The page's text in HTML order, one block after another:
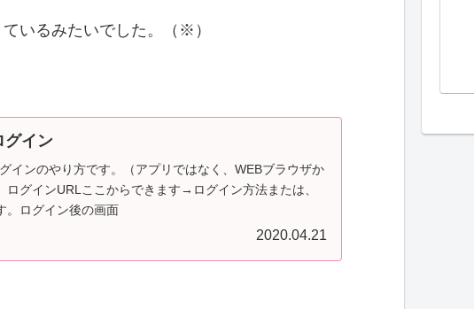
いるみたいでした。（※）
グイン
インのやり方です。（アプリではなく、WEBブラウザか
ログインURLここからできます→ログイン方法または、
。ログイン後の画面
2020.04.21